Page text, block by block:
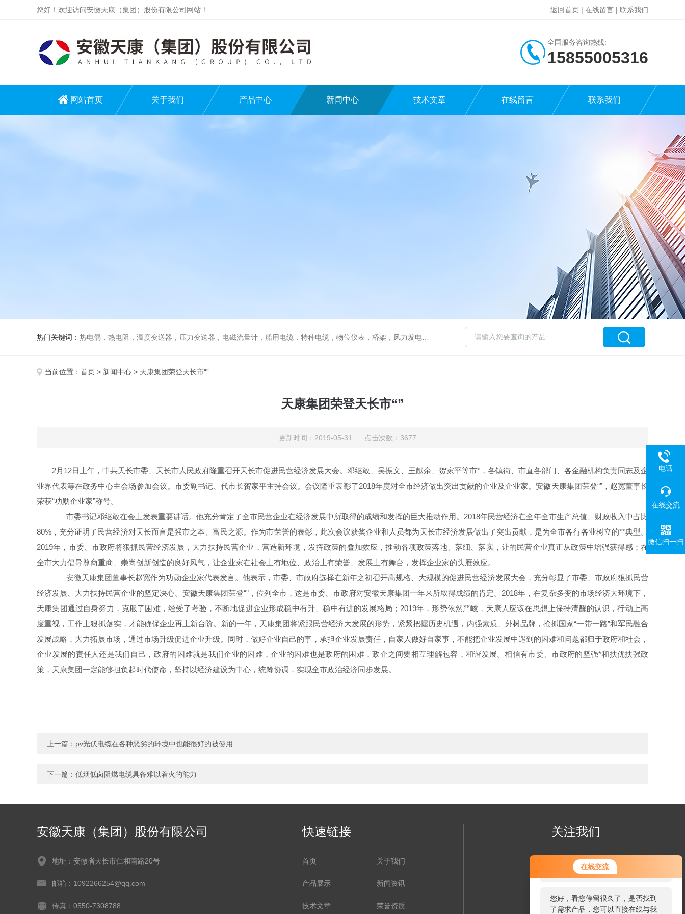
在线交流
您好！欢迎前来咨询，很高兴为您
服务，请问您要咨询什么问题呢？
您好，看您停留很久了，是否找到
了需求产品，您可以直接在线与我
您好！欢迎访问安徽天康（集团）股份有限公司网站！ 返回首页 | 在线留言 | 联系我们
全国服务咨询热线:
15855005316
网站首页 关于我们 产品中心 新闻中心 技术文章 在线留言 联系我们
热门关键词： 热电偶，热电阻，温度变送器，压力变送器，电磁流量计，船用电缆，特种电缆，物位仪表，桥架，风力发电用电缆
当前位置： 首页 > 新闻中心 > 天康集团荣登天长市“”
天康集团荣登天长市“”
更新时间：2019-05-31 点击次数：3677
2月12日上午，中共天长市委、天长市人民政府隆重召开天长市促进民营经济发展大会。邓继敢、吴振文、王献余、贺家平等市*，各镇街、市直各部门、各金融机构负责同志及企
业界代表等在政务中心主会场参加会议。市委副书记、代市长贺家平主持会议。会议隆重表彰了2018年度对全市经济做出突出贡献的企业及企业家。安徽天康集团荣登“”，赵宽董事长
荣获“功勋企业家”称号。
市委书记邓继敢在会上发表重要讲话。他充分肯定了全市民营企业在经济发展中所取得的成绩和发挥的巨大推动作用。2018年民营经济在全年全市生产总值、财政收入中占比
80%，充分证明了民营经济对天长而言是强市之本、富民之源。作为市荣誉的表彰，此次会议获奖企业和人员都为天长市经济发展做出了突出贡献，是为全市各行各业树立的**典型。
2019年，市委、市政府将狠抓民营经济发展，大力扶持民营企业，营造新环境，发挥政策的叠加效应，推动各项政策落地、落细、落实，让的民营企业真正从政策中增强获得感；在
全市大力倡导尊商重商、崇尚创新创造的良好风气，让企业家在社会上有地位、政治上有荣誉、发展上有舞台，发挥企业家的头雁效应。
安徽天康集团董事长赵宽作为功勋企业家代表发言。他表示，市委、市政府选择在新年之初召开高规格、大规模的促进民营经济发展大会，充分彰显了市委、市政府狠抓民营
经济发展、大力扶持民营企业的坚定决心。安徽天康集团荣登“”，位列全市，这是市委、市政府对安徽天康集团一年来所取得成绩的肯定。2018年，在复杂多变的市场经济大环境下，
天康集团通过自身努力，克服了困难，经受了考验，不断地促进企业形成稳中有升、稳中有进的发展格局；2019年，形势依然严峻，天康人应该在思想上保持清醒的认识，行动上高
度重视，工作上狠抓落实，才能确保企业再上新台阶。新的一年，天康集团将紧跟民营经济大发展的形势，紧紧把握历史机遇，内强素质、外树品牌，抢抓国家“一带一路”和军民融合
发展战略，大力拓展市场，通过市场升级促进企业升级。同时，做好企业自己的事，承担企业发展责任，自家人做好自家事，不能把企业发展中遇到的困难和问题都归于政府和社会，
企业发展的责任人还是我们自己，政府的困难就是我们企业的困难，企业的困难也是政府的困难，政企之间要相互理解包容，和谐发展。相信有市委、市政府的坚强*和扶优扶强政
策，天康集团一定能够担负起时代使命，坚持以经济建设为中心，统筹协调，实现全市政治经济同步发展。
上一篇： pv光伏电缆在各种恶劣的环境中也能很好的被使用
下一篇： 低烟低卤阻燃电缆具备难以着火的能力
安徽天康（集团）股份有限公司
地址：安徽省天长市仁和南路20号
邮箱：1092266254@qq.com
传真：0550-7308788
快速链接
首页 关于我们
产品展示 新闻资讯
技术文章 荣誉资质
关注我们
电话
在线交流
微信扫一扫